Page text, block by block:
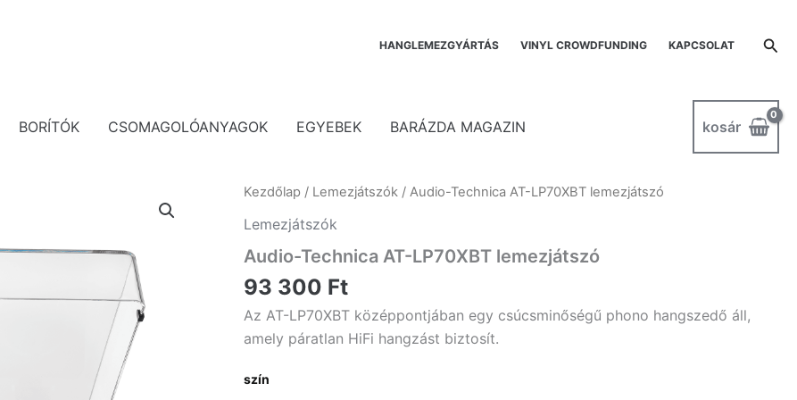
HANGLEMEZGYÁRTÁS VINYL CROWDFUNDING KAPCSOLAT
BORÍTÓK CSOMAGOLÓANYAGOK EGYEBEK BARÁZDA MAGAZIN kosár
Kezdőlap / Lemezjátszók / Audio-Technica AT-LP70XBT lemezjátszó
Lemezjátszók
Audio-Technica AT-LP70XBT lemezjátszó
93 300 Ft
Az AT-LP70XBT középpontjában egy csúcsminőségű phono hangszedő áll,
amely páratlan HiFi hangzást biztosít.
szín